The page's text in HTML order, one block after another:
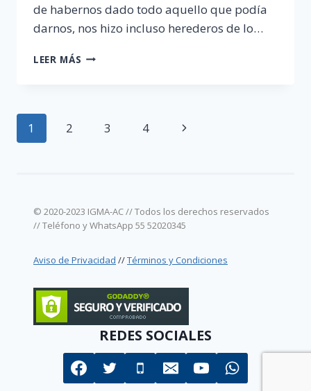
de habernos dado todo aquello que podía
darnos, nos hizo incluso herederos de lo…
LEER MÁS RETIRO
Navegación
1 2 3 4
Siguiente
© 2020-2023 IGMA-AC // Todos los derechos reservados
// Teléfono y WhatsApp 55 52020345
Aviso de Privacidad //Términos y Condiciones
REDES SOCIALES